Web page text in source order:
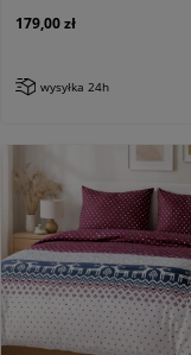
179,00 zł
wysyłka 24h